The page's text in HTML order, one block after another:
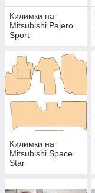
Килимки на
Mitsubishi Pajero
Sport
Килимки на
Mitsubishi Space
Star